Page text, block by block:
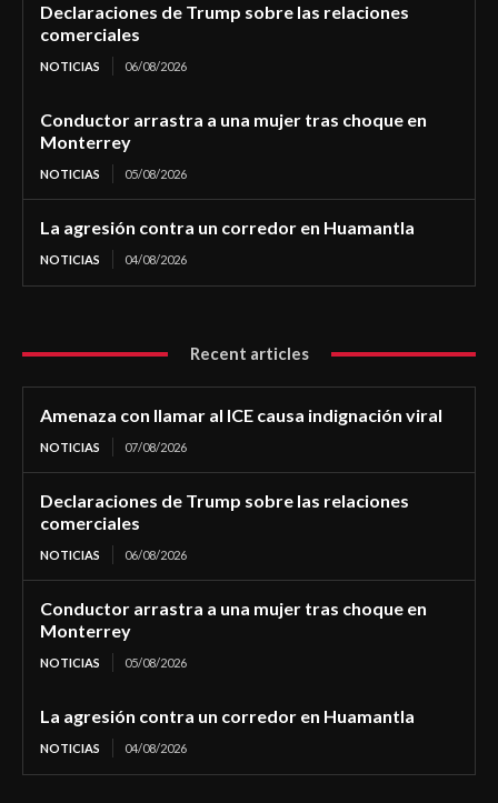
Declaraciones de Trump sobre las relaciones
comerciales
NOTICIAS 06/08/2026
Conductor arrastra a una mujer tras choque en
Monterrey
NOTICIAS 05/08/2026
La agresión contra un corredor en Huamantla
NOTICIAS 04/08/2026
Recent articles
Amenaza con llamar al ICE causa indignación viral
NOTICIAS 07/08/2026
Declaraciones de Trump sobre las relaciones
comerciales
NOTICIAS 06/08/2026
Conductor arrastra a una mujer tras choque en
Monterrey
NOTICIAS 05/08/2026
La agresión contra un corredor en Huamantla
NOTICIAS 04/08/2026